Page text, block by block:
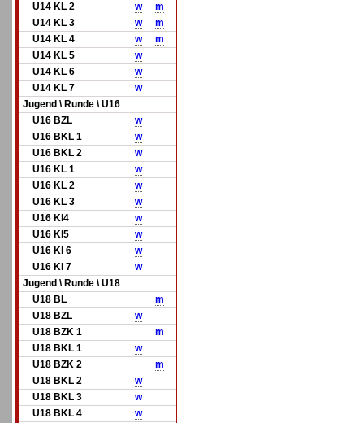
U14 KL 2
w
m
U14 KL 3
w
m
U14 KL 4
w
m
U14 KL 5
w
U14 KL 6
w
U14 KL 7
w
Jugend \ Runde \ U16
U16 BZL
w
U16 BKL 1
w
U16 BKL 2
w
U16 KL 1
w
U16 KL 2
w
U16 KL 3
w
U16 Kl4
w
U16 Kl5
w
U16 Kl 6
w
U16 Kl 7
w
Jugend \ Runde \ U18
U18 BL
m
U18 BZL
w
U18 BZK 1
m
U18 BKL 1
w
U18 BZK 2
m
U18 BKL 2
w
U18 BKL 3
w
U18 BKL 4
w